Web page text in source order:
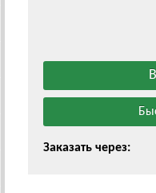
Заказать через: